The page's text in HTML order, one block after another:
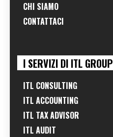
CHI SIAMO
CONTATTACI
I SERVIZI DI ITL GROUP
ITL CONSULTING
ITL ACCOUNTING
ITL TAX ADVISOR
ITL AUDIT